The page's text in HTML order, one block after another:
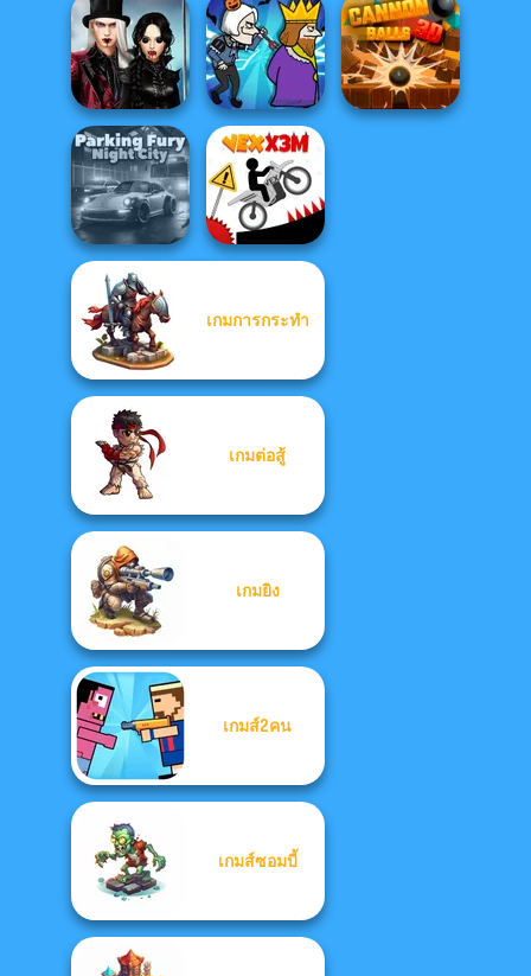
Canyon Defence Deadshot.io
Survival 456 But
It Impostor
Twilight
Enchantment
Vampire R...
Murder
Parking Fury 3D:
Night City
เกมการกระทำ
เกมต่อสู้
เกมยิง
เกมส์2คน
เกมส์ซอมบี้